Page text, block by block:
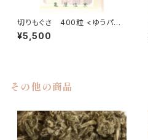
切りもぐさ 400粒 <ゆうパケ
ット便利用可>
¥5,500
その他の商品